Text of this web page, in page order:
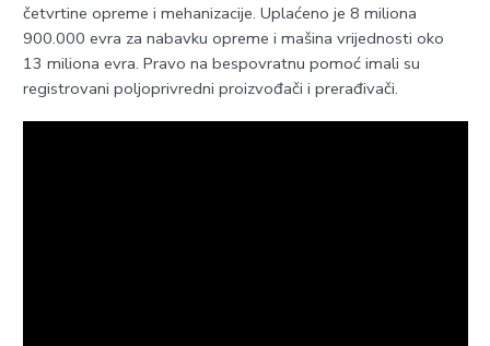
četvrtine opreme i mehanizacije. Uplaćeno je 8 miliona
900.000 evra za nabavku opreme i mašina vrijednosti oko
13 miliona evra. Pravo na bespovratnu pomoć imali su
registrovani poljoprivredni proizvođači i prerađivači.